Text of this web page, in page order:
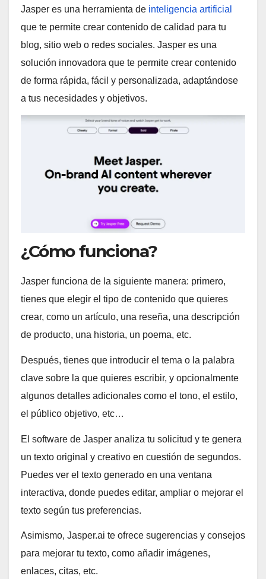
Jasper es una herramienta de inteligencia artificial
que te permite crear contenido de calidad para tu
blog, sitio web o redes sociales. Jasper es una
solución innovadora que te permite crear contenido
de forma rápida, fácil y personalizada, adaptándose
a tus necesidades y objetivos.
¿Cómo funciona?
Jasper funciona de la siguiente manera: primero,
tienes que elegir el tipo de contenido que quieres
crear, como un artículo, una reseña, una descripción
de producto, una historia, un poema, etc.
Después, tienes que introducir el tema o la palabra
clave sobre la que quieres escribir, y opcionalmente
algunos detalles adicionales como el tono, el estilo,
el público objetivo, etc…
El software de Jasper analiza tu solicitud y te genera
un texto original y creativo en cuestión de segundos.
Puedes ver el texto generado en una ventana
interactiva, donde puedes editar, ampliar o mejorar el
texto según tus preferencias.
Asimismo, Jasper.ai te ofrece sugerencias y consejos
para mejorar tu texto, como añadir imágenes,
enlaces, citas, etc.